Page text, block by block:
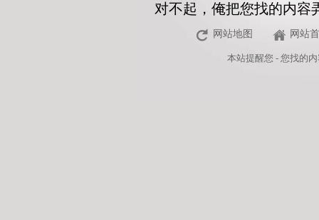
对不起，俺把您找的内容
网站地图 网站
本站提醒您 - 您找的